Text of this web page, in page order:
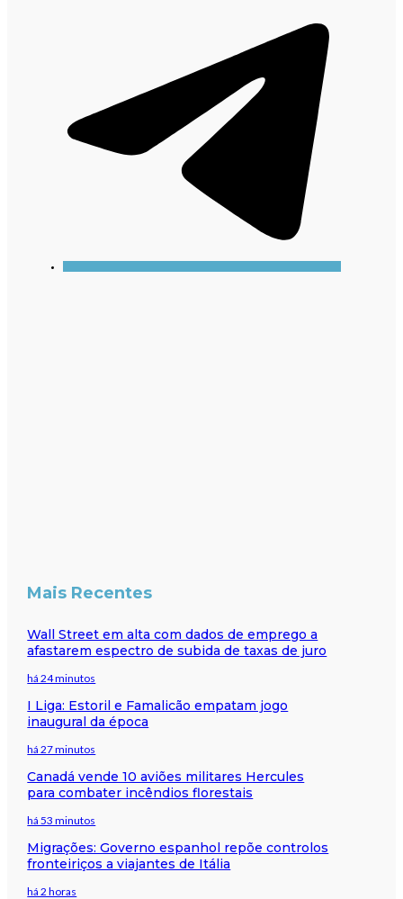
Mais Recentes
Wall Street em alta com dados de emprego a
afastarem espectro de subida de taxas de juro
há 24 minutos
I Liga: Estoril e Famalicão empatam jogo
inaugural da época
há 27 minutos
Canadá vende 10 aviões militares Hercules
para combater incêndios florestais
há 53 minutos
Migrações: Governo espanhol repõe controlos
fronteiriços a viajantes de Itália
há 2 horas